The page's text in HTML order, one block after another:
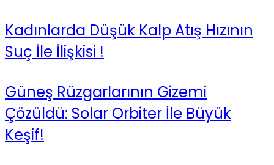
Kadınlarda Düşük Kalp Atış Hızının
Suç İle İlişkisi !
Güneş Rüzgarlarının Gizemi
Çözüldü: Solar Orbiter İle Büyük
Keşif!